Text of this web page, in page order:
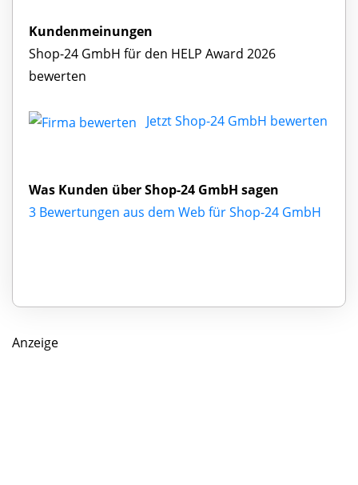
Kundenmeinungen
Shop-24 GmbH für den HELP Award 2026
bewerten
Jetzt Shop-24 GmbH bewerten
Was Kunden über Shop-24 GmbH sagen
3 Bewertungen aus dem Web für Shop-24 GmbH
Anzeige